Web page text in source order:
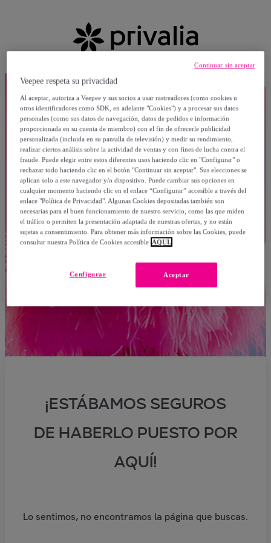
¡ESTÁBAMOS SEGUROS
DE HABERLO PUESTO POR
AQUÍ!
Lo sentimos, no encontramos la página que buscas.
Veepee respeta su privacidad
Al aceptar, autoriza a Veepee y sus socios a usar rastreadores (como cookies u
otros identificadores como SDK, en adelante "Cookies") y a procesar sus datos
personales (como sus datos de navegación, datos de pedidos e información
proporcionada en su cuenta de miembro) con el fin de ofrecerle publicidad
personalizada (incluida en su pantalla de televisión) y medir su rendimiento,
realizar ciertos análisis sobre la actividad de ventas y con fines de lucha contra el
fraude. Puede elegir entre estos diferentes usos haciendo clic en "Configurar" o
rechazar todo haciendo clic en el botón "Continuar sin aceptar". Sus elecciones se
aplican solo a este navegador y/o dispositivo. Puede cambiar sus opciones en
cualquier momento haciendo clic en el enlace “Configurar” accesible a través del
enlace "Política de Privacidad". Algunas Cookies depositadas también son
necesarias para el buen funcionamiento de nuestro servicio, como las que miden
el tráfico o permiten la presentación adaptada de nuestras ofertas, y no están
sujetas a consentimiento. Para obtener más información sobre las Cookies, puede
consultar nuestra Política de Cookies accesible AQUÍ.
Aceptar
Configurar
Continuar sin aceptar